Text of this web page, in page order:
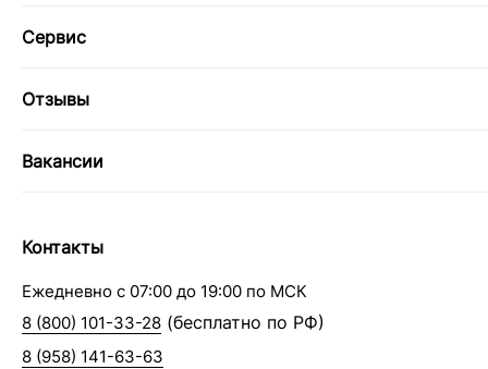
Сервис
Отзывы
Вакансии
Контакты
Ежедневно с 07:00 до 19:00 по МСК
8 (800) 101-33-28 (бесплатно по РФ)
8 (958) 141-63-63